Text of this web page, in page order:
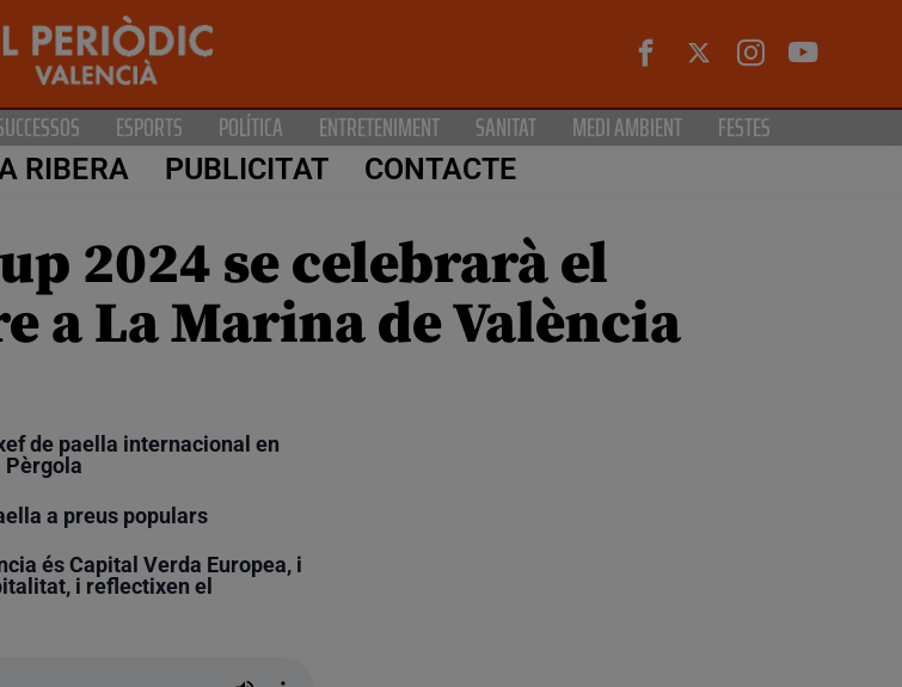
ESPORTS POLÍTICA ENTRETENIMENT SANITAT MEDI AMBIENT FESTES
RIBERA PUBLICITAT CONTACTE
2024 se celebrarà el
a La Marina de València
de paella internacional en
Pèrgola
a preus populars
és Capital Verda Europea, i
i reflectixen el